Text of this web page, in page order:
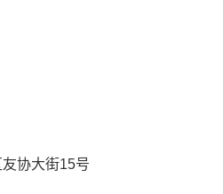
协大街15号